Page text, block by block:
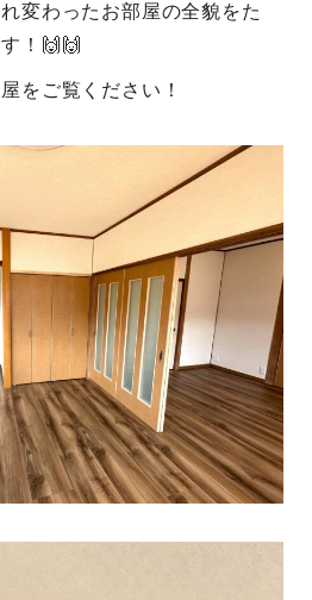
変わったお部屋の全貌をた
！🙌🙌
をご覧ください！